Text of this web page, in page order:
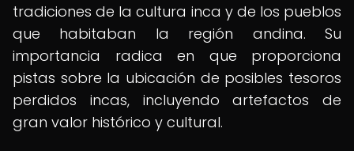
tradiciones de la cultura inca y de los pueblos
que habitaban la región andina. Su
importancia radica en que proporciona
pistas sobre la ubicación de posibles tesoros
perdidos incas, incluyendo artefactos de
gran valor histórico y cultural.